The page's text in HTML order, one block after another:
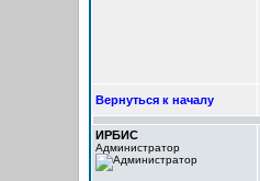
Вернуться к началу
ИРБИС
Администратор